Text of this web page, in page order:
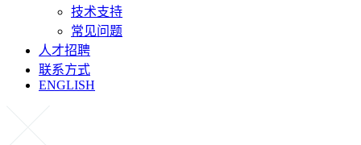
技术支持
常见问题
人才招聘
联系方式
ENGLISH